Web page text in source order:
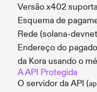
Versão x402
Esquema de
Rede (solana-
Endereço do
da Kora usando o
A API Protegida
O servidor da API (